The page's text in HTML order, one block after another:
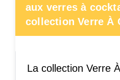
aux verres à
collection Verre À
La collection Verre